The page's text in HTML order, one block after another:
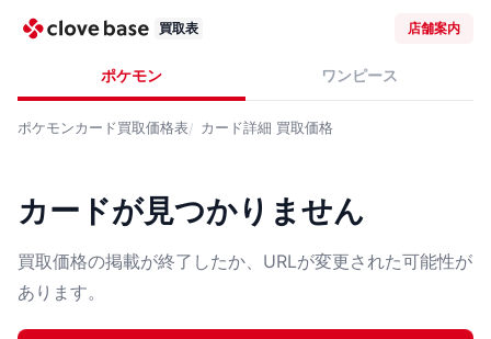
買取表 店舗案内
ポケモン ワンピース
ポケモンカード買取価格表 カード詳細 買取価格
カードが見つかりません
買取価格の掲載が終了したか、URLが変更された可能性が
あります。